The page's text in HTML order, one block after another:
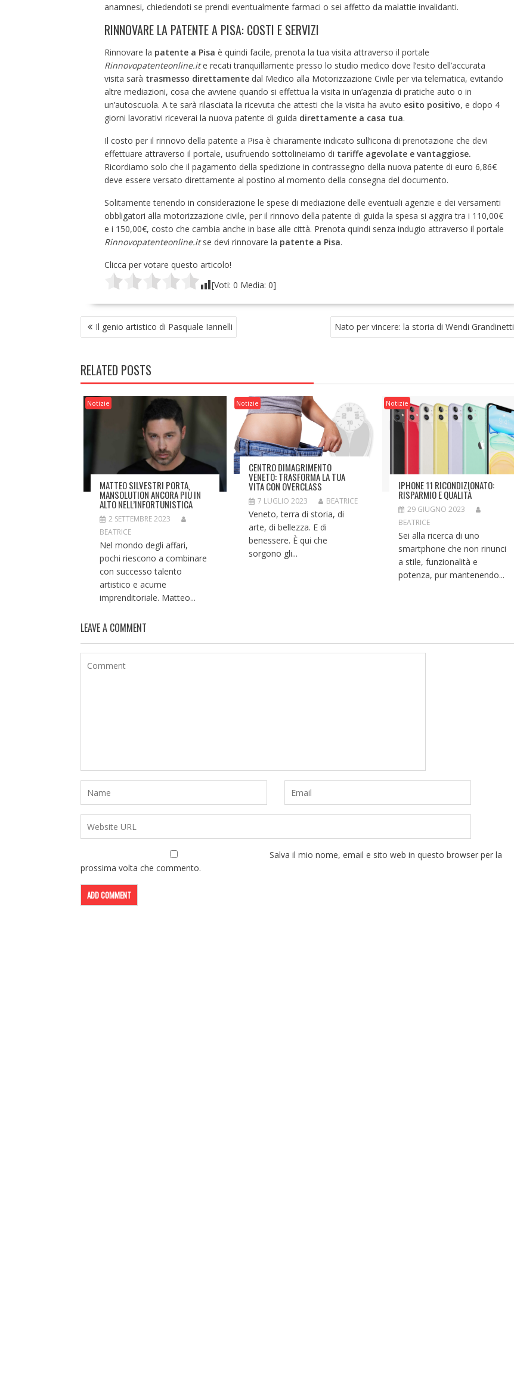
anamnesi, chiedendoti se prendi eventualmente farmaci o sei affetto da malattie invalidanti.
RINNOVARE LA PATENTE A PISA: COSTI E SERVIZI
Rinnovare la patente a Pisa è quindi facile, prenota la tua visita attraverso il portale
Rinnovopatenteonline.ite recati tranquillamente presso lo studio medico dove l’esito dell’accurata
visita sarà trasmesso direttamentedal Medico alla Motorizzazione Civile per via telematica, evitando
altre mediazioni, cosa che avviene quando si effettua la visita in un’agenzia di pratiche auto o in
un’autoscuola. A te sarà rilasciata la ricevuta che attesti che la visita ha avuto esito positivo, e dopo 4
giorni lavorativi riceverai la nuova patente di guida direttamente a casa tua.
Il costo per il rinnovo della patente a Pisa è chiaramente indicato sull’icona di prenotazione che devi
effettuare attraverso il portale, usufruendo sottolineiamo di tariffe agevolate e vantaggiose.
Ricordiamo solo che il pagamento della spedizione in contrassegno della nuova patente di euro 6,86€
deve essere versato direttamente al postino al momento della consegna del documento.
Solitamente tenendo in considerazione le spese di mediazione delle eventuali agenzie e dei versamenti
obbligatori alla motorizzazione civile, per il rinnovo della patente di guida la spesa si aggira tra i 110,00€
e i 150,00€, costo che cambia anche in base alle città. Prenota quindi senza indugio attraverso il portale
Rinnovopatenteonline.itse devi rinnovare la patente a Pisa.
Clicca per votare questo articolo!
[Voti: 0 Media: 0]
NAVIGAZIONE
ARTICOLI
Il genio artistico di Pasquale Iannelli Nato per vincere: la storia di Wendi Grandinetti
RELATED POSTS
Notizie
MATTEO SILVESTRI PORTA
MANSOLUTION ANCORA PIÙ IN
ALTO NELL’INFORTUNISTICA
2 SETTEMBRE 2023
BEATRICE
Nel mondo degli affari,
pochi riescono a combinare
con successo talento
artistico e acume
imprenditoriale. Matteo...
Notizie
CENTRO DIMAGRIMENTO
VENETO: TRASFORMA LA TUA
VITA CON OVERCLASS
7 LUGLIO 2023 BEATRICE
Veneto, terra di storia, di
arte, di bellezza. E di
benessere. È qui che
sorgono gli...
Notizie
IPHONE 11 RICONDIZIONATO:
RISPARMIO E QUALITÀ
29 GIUGNO 2023
BEATRICE
Sei alla ricerca di uno
smartphone che non rinunci
a stile, funzionalità e
potenza, pur mantenendo...
LEAVE A COMMENT
Salva il mio nome, email e sito web in questo browser per la
prossima volta che commento.